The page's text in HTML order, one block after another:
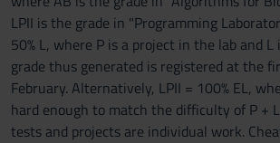
LPII is the grade in "Programming
50% L, where P is a project in the lab and L
grade thus generated is registered at the
February. Alternatively, LPII = 100% EL,
hard enough to match the difficulty of P +
tests and projects are individual work.